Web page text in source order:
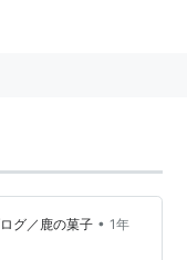
グ／鹿の菓子 • 1年